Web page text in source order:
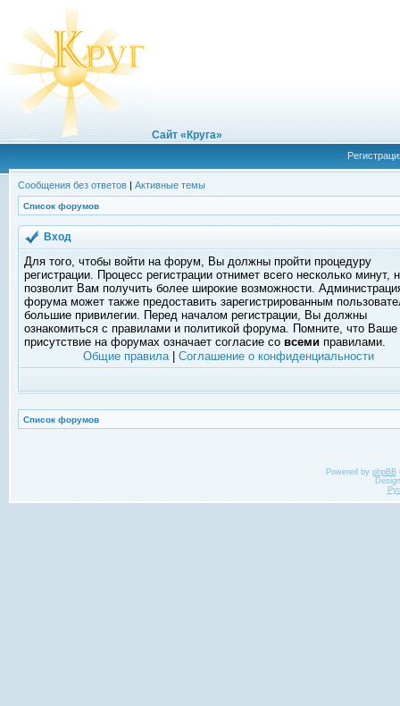
Сайт «Круга»
Сообщения без ответов | Активные темы
Список форумов
Вход
Для того, чтобы войти на форум, Вы должны пройти процедуру
регистрации. Процесс регистрации отнимет всего несколько минут,
позволит Вам получить более широкие возможности.
форума может также предоставить зарегистрированным
большие привилегии. Перед началом регистрации, Вы должны
ознакомиться с правилами и политикой форума. Помните, что Ваше
присутствие на форумах означает согласие со всеми правилами.
Общие правила| Соглашение о конфиденциальности
Список форумов
Powered by phpBB